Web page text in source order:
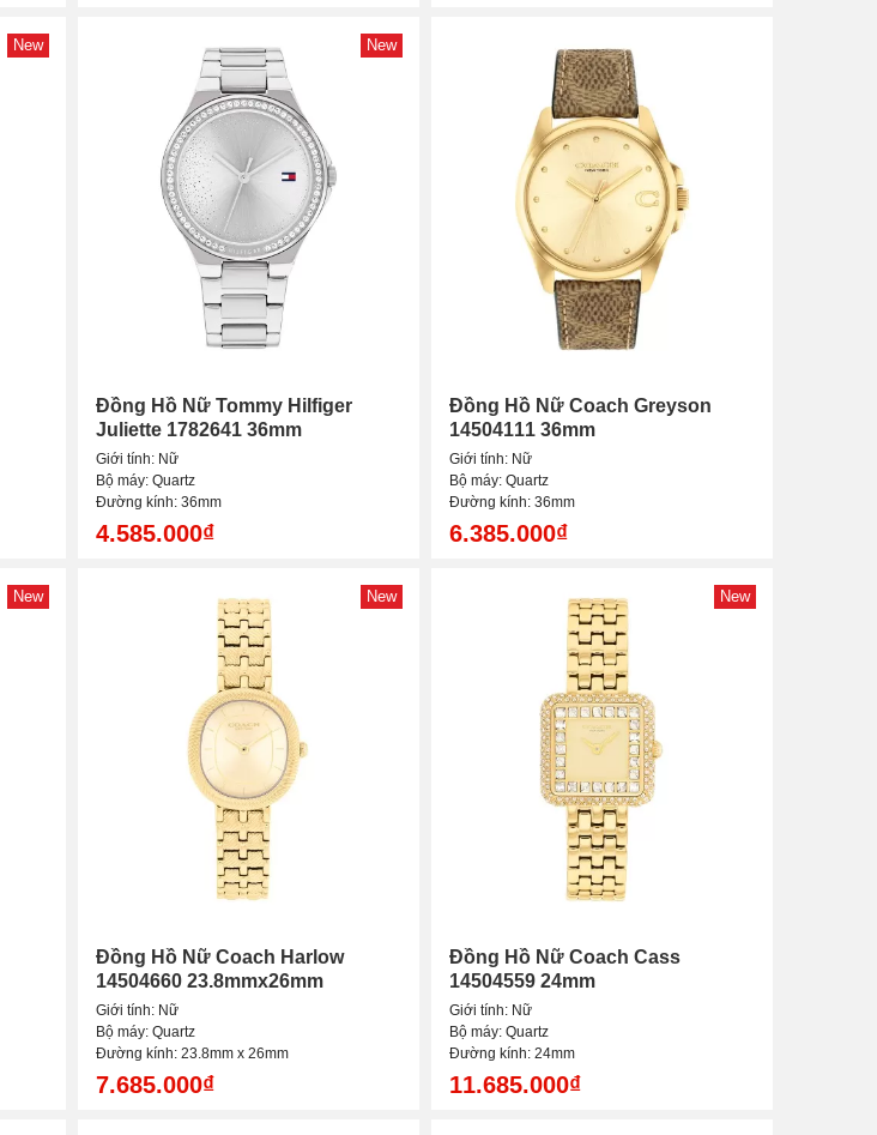
New New
Đồng Hồ Nữ Tommy Hilfiger
Juliette 1782641 36mm
Giới tính: Nữ
Bộ máy: Quartz
Đường kính: 36mm
4.585.000₫
Đồng Hồ Nữ Coach Greyson
14504111 36mm
Giới tính: Nữ
Bộ máy: Quartz
Đường kính: 36mm
6.385.000₫
New New
Đồng Hồ Nữ Coach Harlow
14504660 23.8mmx26mm
Giới tính: Nữ
Bộ máy: Quartz
Đường kính: 23.8mm x 26mm
7.685.000₫
New
Đồng Hồ Nữ Coach Cass
14504559 24mm
Giới tính: Nữ
Bộ máy: Quartz
Đường kính: 24mm
11.685.000₫